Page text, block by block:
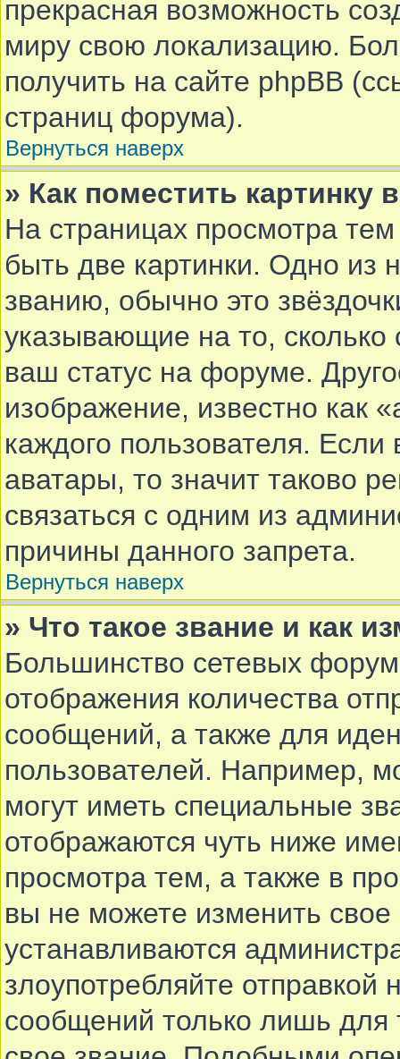
прекрасная возможность
миру свою локализацию.
получить на сайте phpBB
страниц форума).
Вернуться наверх
» Как поместить
На страницах просмотра
быть две картинки. Одно из
званию, обычно это
указывающие на то,
ваш статус на форуме.
изображение, известно как
каждого пользователя.
аватары, то значит таково
связаться с одним из
причины данного запрета.
Вернуться наверх
» Что такое звание и как
Большинство сетевых
отображения количества
сообщений, а также для
пользователей. Например,
могут иметь специальные
отображаются чуть ниже
просмотра тем, а также в
вы не можете изменить свое
устанавливаются
злоупотребляйте
сообщений только лишь для